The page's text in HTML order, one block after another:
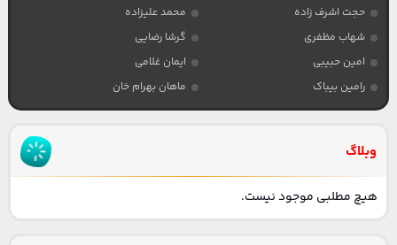
حجت اشرف زاده
محمد علیزاده
شهاب مظفری
گرشا رضایی
امین حبیبی
ایمان غلامی
رامین بیباک
ماهان بهرام خان
وبلاگ
هیچ مطلبی موجود نیست.